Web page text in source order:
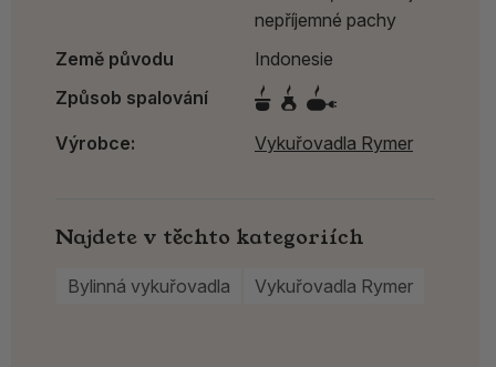
nepříjemné pachy
Země původu
Indonesie
Způsob spalování
Výrobce: Vykuřovadla Rymer
Najdete v těchto kategoriích
Bylinná vykuřovadla Vykuřovadla Rymer